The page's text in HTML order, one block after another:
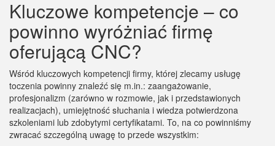
Kluczowe kompetencje – co
powinno wyróżniać firmę
oferującą CNC?
Wśród kluczowych kompetencji firmy, której zlecamy usługę
toczenia powinny znaleźć się m.in.: zaangażowanie,
profesjonalizm (zarówno w rozmowie, jak i przedstawionych
realizacjach), umiejętność słuchania i wiedza potwierdzona
szkoleniami lub zdobytymi certyfikatami. To, na co powinniśmy
zwracać szczególną uwagę to przede wszystkim: